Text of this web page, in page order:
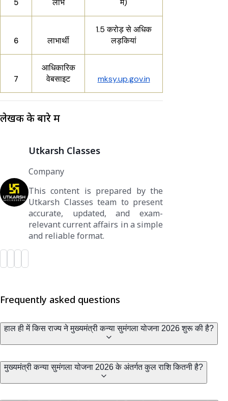
5 लाभ में)
6 लाभार्थी
1.5 करोड़ से अधिक
लड़कियां
7
आधिकारिक
वेबसाइट
mksy.up.gov.in
लेखक के बारे में
Utkarsh Classes
Company
This content is prepared by the
Utkarsh Classes team to present
accurate, updated, and exam-
relevant current affairs in a simple
and reliable format.
Frequently asked questions
हाल ही में किस राज्य ने मुख्यमंत्री कन्या सुमंगला योजना 2026 शुरू की है?
मुख्यमंत्री कन्या सुमंगला योजना 2026 के अंतर्गत कुल राशि कितनी है?